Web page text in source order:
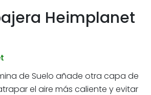
Heimplanet
de Suelo añade otra capa de
el aire más caliente y evitar